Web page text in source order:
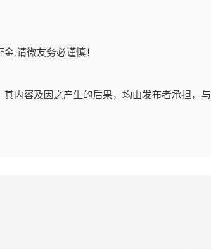
,请微友务必谨慎！
内容及因之产生的后果，均由发布者承担，与